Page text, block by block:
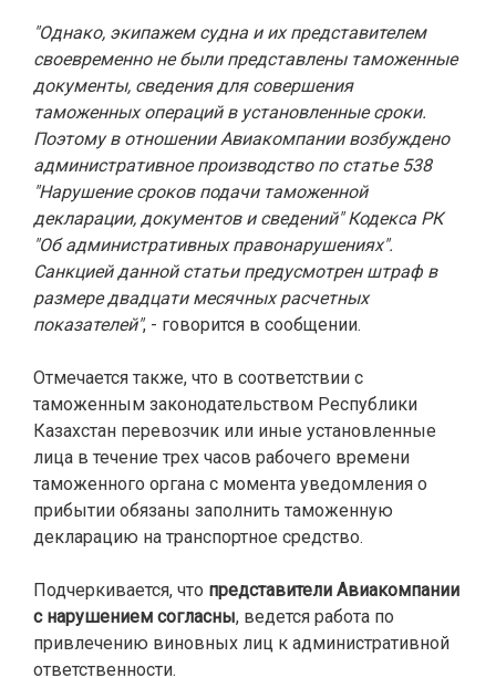
"Однако, экипажем судна и их представителем
своевременно не были представлены таможенные
документы, сведения для совершения
таможенных операций в установленные сроки.
Поэтому в отношении Авиакомпании возбуждено
административное производство по статье 538
"Нарушение сроков подачи таможенной
декларации, документов и сведений" Кодекса РК
"Об административных правонарушениях".
Санкцией данной статьи предусмотрен штраф в
размере двадцати месячных расчетных
показателей", - говорится в сообщении.
Отмечается также, что в соответствии с
таможенным законодательством Республики
Казахстан перевозчик или иные установленные
лица в течение трех часов рабочего времени
таможенного органа с момента уведомления о
прибытии обязаны заполнить таможенную
декларацию на транспортное средство.
Подчеркивается, что представители Авиакомпании
с нарушением согласны, ведется работа по
привлечению виновных лиц к административной
ответственности.